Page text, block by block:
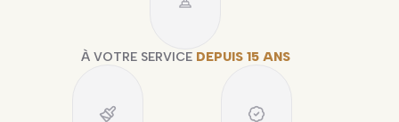
À VOTRE SERVICE DEPUIS 15 ANS